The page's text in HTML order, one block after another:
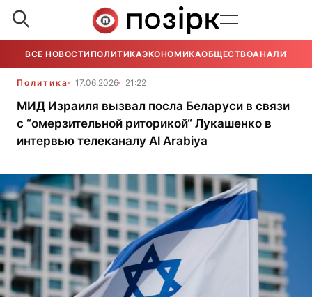
ВСЕ НОВОСТИ ПОЛИТИКАЭКОНОМИКАОБЩЕСТВОАНАЛИТИКА
Политика 17.06.2026 21:22
МИД Израиля вызвал посла Беларуси в связи
с “омерзительной риторикой“ Лукашенко в
интервью телеканалу Al Arabiya